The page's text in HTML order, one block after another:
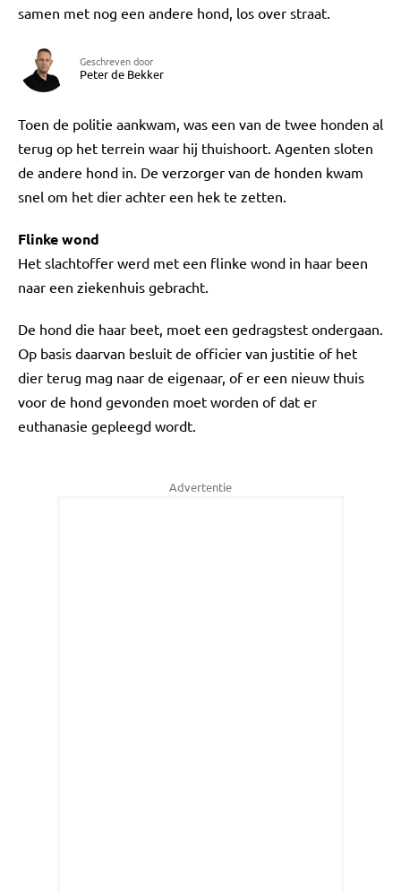
samen met nog een andere hond, los over straat.
Geschreven door
Peter de Bekker
Toen de politie aankwam, was een van de twee honden al
terug op het terrein waar hij thuishoort. Agenten sloten
de andere hond in. De verzorger van de honden kwam
snel om het dier achter een hek te zetten.
Flinke wond
Het slachtoffer werd met een flinke wond in haar been
naar een ziekenhuis gebracht.
De hond die haar beet, moet een gedragstest ondergaan.
Op basis daarvan besluit de officier van justitie of het
dier terug mag naar de eigenaar, of er een nieuw thuis
voor de hond gevonden moet worden of dat er
euthanasie gepleegd wordt.
Advertentie